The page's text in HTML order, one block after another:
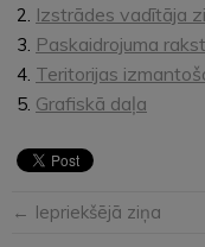
Izstrādes vadītāja
Paskaidrojuma
Teritorijas
Grafiskā daļa
← Iepriekšējā ziņa